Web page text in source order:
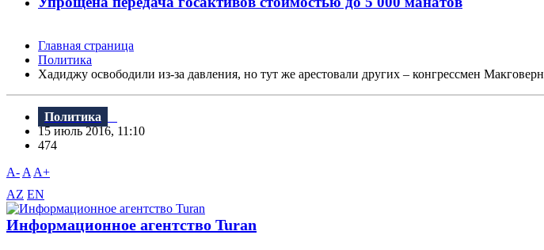
Главная страница
Политика
Хадиджу освободили из-за давления, но тут же арестовали других – конгрессмен Макговерн
Политика
15 июль 2016, 11:10
474
A- A A+
AZ EN
Информационное агентство Turan